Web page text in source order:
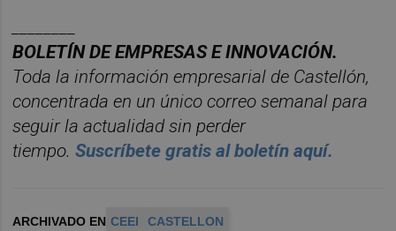
BOLETÍN DE EMPRESAS E INNOVACIÓN.
Toda la información empresarial de Castellón,
concentrada en un único correo semanal para
seguir la actualidad sin perder
tiempo.Suscríbete gratis al boletín aquí.
ARCHIVADO EN CEEI CASTELLON